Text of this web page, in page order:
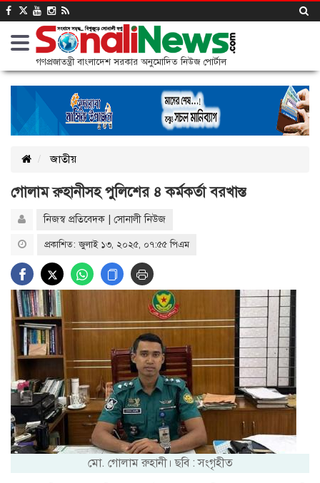
গণপ্রজাতন্ত্রী বাংলাদেশ সরকার অনুমোদিত নিউজ পোর্টাল
জাতীয়
গোলাম রুহানীসহ পুলিশের ৪ কর্মকর্তা বরখাস্ত
নিজস্ব প্রতিবেদক | সোনালী নিউজ
প্রকাশিত: জুলাই ১৩, ২০২৫, ০৭:৫৫ পিএম
মো. গোলাম রুহানী। ছবি : সংগৃহীত